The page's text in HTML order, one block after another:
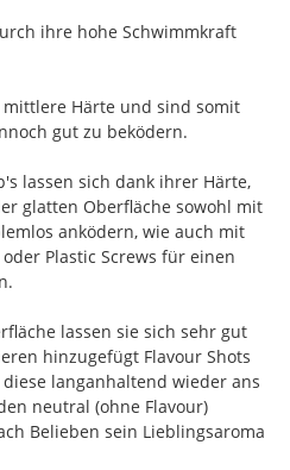
ihre hohe Schwimmkraft
Härte und sind somit
gut zu beködern.
lassen sich dank ihrer Härte,
glatten Oberfläche sowohl mit
anködern, wie auch mit
Plastic Screws für einen
lassen sie sich sehr gut
hinzugefügt Flavour Shots
langanhaltend wieder ans
neutral (ohne Flavour)
Belieben sein Lieblingsaroma